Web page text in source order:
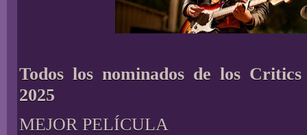
Todos los nominados de los
2025
MEJOR PELÍCULA